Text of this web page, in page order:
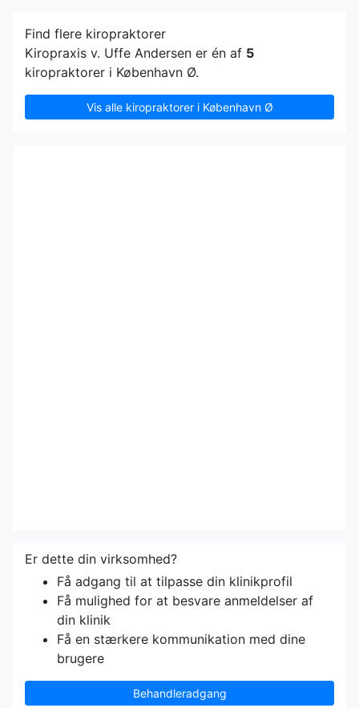
Find flere kiropraktorer
Kiropraxis v. Uffe Andersen er én af 5
kiropraktorer i København Ø.
Vis alle kiropraktorer i København Ø
Er dette din virksomhed?
Få adgang til at tilpasse din klinikprofil
Få mulighed for at besvare anmeldelser af
din klinik
Få en stærkere kommunikation med dine
brugere
Behandleradgang